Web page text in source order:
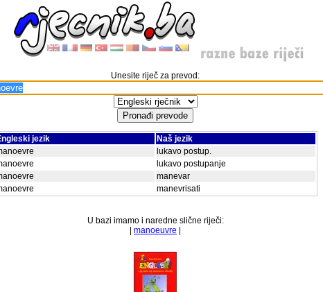
Unesite riječ za prevod:
jezik
Naš jezik
lukavo postup.
lukavo postupanje
manevar
manevrisati
U bazi imamo i naredne slične riječi:
manoeuvre